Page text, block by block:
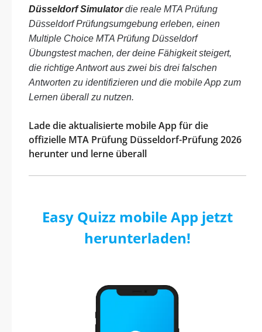
Düsseldorf Simulatordie reale MTA Prüfung
Düsseldorf Prüfungsumgebung erleben, einen
Multiple Choice MTA Prüfung Düsseldorf
Übungstest machen, der deine Fähigkeit steigert,
die richtige Antwort aus zwei bis drei falschen
Antworten zu identifizieren und die mobile App zum
Lernen überall zu nutzen.
Lade die aktualisierte mobile App für die
offizielle MTA Prüfung Düsseldorf-Prüfung 2026
herunter und lerne überall
Easy Quizz mobile App jetzt
herunterladen!